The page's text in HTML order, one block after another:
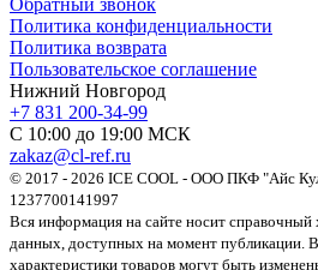
Политика конфиденциальности
Политика возврата
Пользовательское соглашение
Нижний Новгород
+7 831 200-34-99
С 10:00 до 19:00 МСК
zakaz@cl-ref.ru
© 2017 - 2026 ICE COOL - ООО ПКФ "Айс
1237700141997
Вся информация на сайте носит справочный
данных, доступных на момент публикации.
характеристики товаров могут быть